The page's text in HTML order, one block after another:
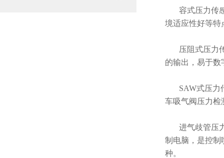
容式压力传
境适应性好等特
压阻式压力
的输出，易于数
SAW式压力
车吸气阀压力检
进气歧管压
制电脑，是控制
种。